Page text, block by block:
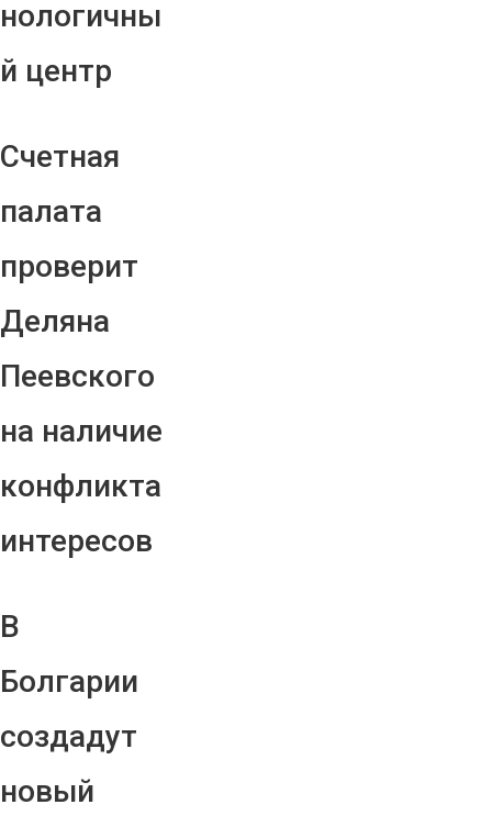
нологичны
й центр
Счетная
палата
проверит
Деляна
Пеевского
на наличие
конфликта
интересов
В
Болгарии
создадут
новый